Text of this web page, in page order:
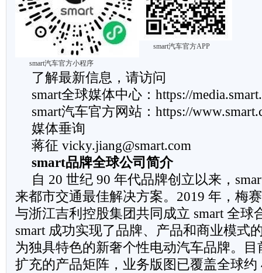
smart汽车官方小程序
smart汽车官方APP
了解最新信息，请访问
smart全球媒体中心：https://
smart汽车官方网站：https://
媒体垂询
蒋征 vicky.jiang@smart.com
smart品牌全球公司简介
自 20 世纪 90 年代品牌创立以来，
来都市交通最佳解决方案。2019 年，梅
与浙江吉利控股集团共同成立 smart 全球
smart 成功实现了品牌、产品和商业模式
为独具特色的新奢个性电动汽车品牌。目
扩充的产品矩阵，业务版图已覆盖全球约